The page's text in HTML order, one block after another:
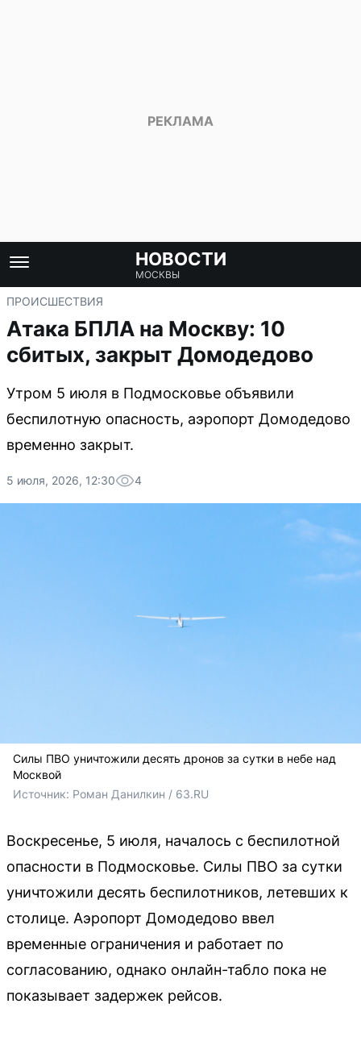
НОВОСТИ
МОСКВЫ
ПРОИСШЕСТВИЯ
Атака БПЛА на Москву: 10
сбитых, закрыт Домодедово
Утром 5 июля в Подмосковье объявили
беспилотную опасность, аэропорт Домодедово
временно закрыт.
5 июля, 2026, 12:30 4
Силы ПВО уничтожили десять дронов за сутки в небе над
Москвой
Источник: Роман Данилкин / 63.RU
Воскресенье, 5 июля, началось с беспилотной
опасности в Подмосковье. Силы ПВО за сутки
уничтожили десять беспилотников, летевших к
столице. Аэропорт Домодедово ввел
временные ограничения и работает по
согласованию, однако онлайн-табло пока не
показывает задержек рейсов.